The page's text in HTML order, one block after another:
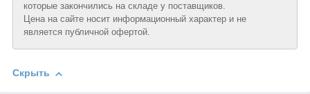
которые закончились на складе у поставщиков.
Цена на сайте носит информационный характер и не
является публичной офертой.
Скрыть